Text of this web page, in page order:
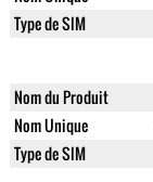
Type de SIM
Nom du Produit
Nom Unique
Type de SIM